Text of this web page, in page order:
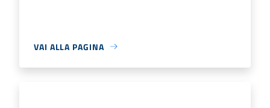
VAI ALLA PAGINA